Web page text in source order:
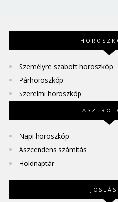
Személyre szabott horoszkóp
Párhoroszkóp
Szerelmi horoszkóp
Napi horoszkóp
Aszcendens számítás
Holdnaptár